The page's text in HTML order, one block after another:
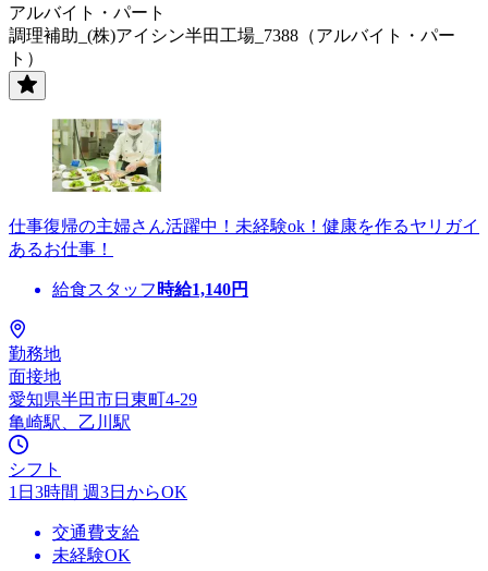
アルバイト・パート
調理補助_(株)アイシン半田工場_7388（アルバイト・パー
ト）
仕事復帰の主婦さん活躍中！未経験ok！健康を作るヤリガイ
あるお仕事！
給食スタッフ 時給1,140円
勤務地
面接地
愛知県半田市日東町4-29
亀崎駅、乙川駅
シフト
1日3時間 週3日からOK
交通費支給
未経験OK